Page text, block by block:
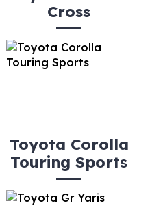
Cross
Toyota Corolla
Touring Sports